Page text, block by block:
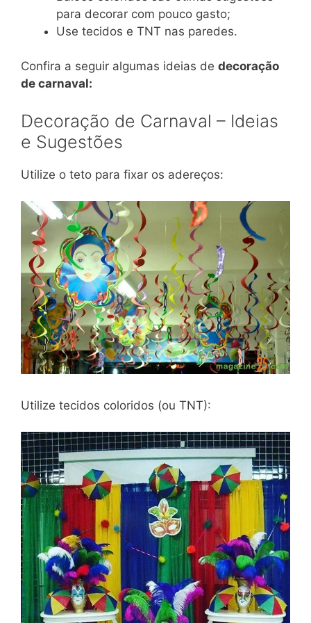
para decorar com pouco gasto;
Use tecidos e TNT nas paredes.
Confira a seguir algumas ideias de decoração
de carnaval:
Decoração de Carnaval – Ideias
e Sugestões
Utilize o teto para fixar os adereços:
Utilize tecidos coloridos (ou TNT):